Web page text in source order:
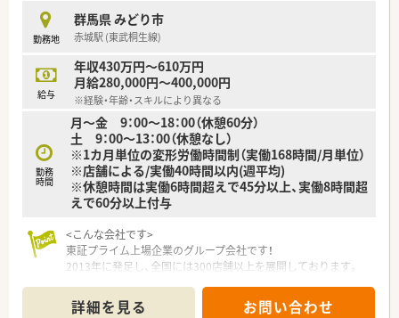
また、e-learningを導入しており、こちらは会社で費用補助をし
ています。
その他、学会発表にも積極的に参加しており、日々の取り組みか
ら奨励し、調剤過誤防止については全社共有しています。
<充実の福利厚生面>
産前・産後・育児休暇は100%取得可能で、時短勤務で働く社員も
多数いる環境です。
また、転居を伴う異動はなく、キャリアやライフプランの希望に
応じて、長く安心して働ける環境作りをしております。
勤務地
群馬県 みどり市
赤城駅 (東武桐生線)
給与
年収430万円～610万円
月給280,000円～400,000円
※経験・年齢・スキルにより異なる
勤務
時間
月～金 9：00～18：00（休憩60分）
土 9：00～13：00（休憩なし）
※1カ月単位の変形労働時間制（実働168時間/月単位）
※店舗による/実働40時間以内(週平均)
※休憩時間は実働6時間超えで45分以上、実働8時間超
えで60分以上付与
<こんな会社です>
東証プライム上場企業のグループ会社です！
2013年に発足し、全国には300店舗以上を展開しております。
に信頼されるかかりつけ薬局を目指しています。
詳細を見る お問い合わせ